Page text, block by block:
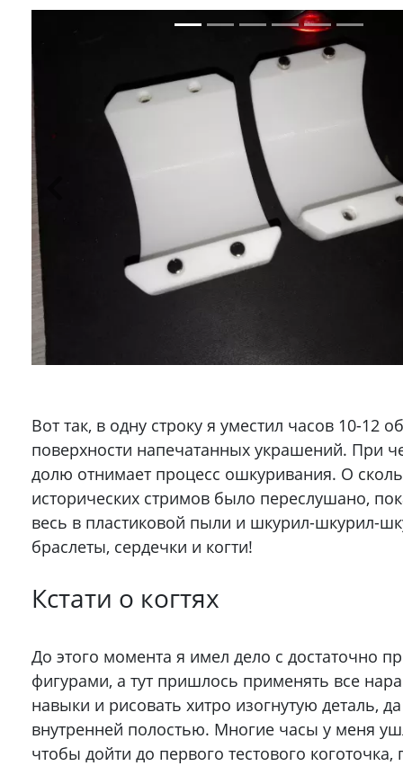
Вот так, в одну строку я уместил часов 10-12
поверхности напечатанных украшений. При
долю отнимает процесс ошкуривания. О
исторических стримов было переслушано,
весь в пластиковой пыли и шкурил-шкурил-
браслеты, сердечки и когти!
Кстати о когтях
До этого момента я имел дело с достаточно
фигурами, а тут пришлось применять все
навыки и рисовать хитро изогнутую деталь,
внутренней полостью. Многие часы у меня
чтобы дойти до первого тестового коготочка,